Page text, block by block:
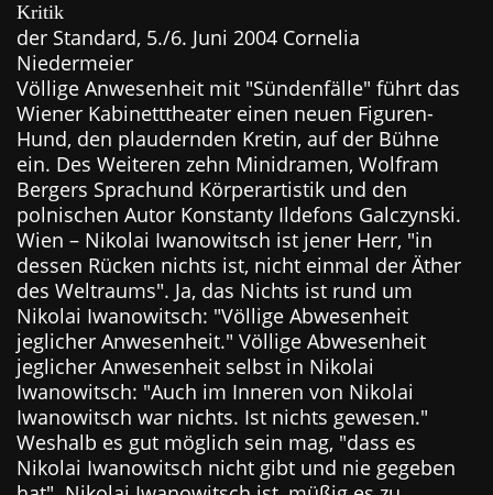
Kritik
der Standard, 5./6. Juni 2004 Cornelia
Niedermeier
Völlige Anwesenheit mit "Sündenfälle" führt das
Wiener Kabinetttheater einen neuen Figuren-
Hund, den plaudernden Kretin, auf der Bühne
ein. Des Weiteren zehn Minidramen, Wolfram
Bergers Sprachund Körperartistik und den
polnischen Autor Konstanty Ildefons Galczynski.
Wien – Nikolai Iwanowitsch ist jener Herr, "in
dessen Rücken nichts ist, nicht einmal der Äther
des Weltraums". Ja, das Nichts ist rund um
Nikolai Iwanowitsch: "Völlige Abwesenheit
jeglicher Anwesenheit." Völlige Abwesenheit
jeglicher Anwesenheit selbst in Nikolai
Iwanowitsch: "Auch im Inneren von Nikolai
Iwanowitsch war nichts. Ist nichts gewesen."
Weshalb es gut möglich sein mag, "dass es
Nikolai Iwanowitsch nicht gibt und nie gegeben